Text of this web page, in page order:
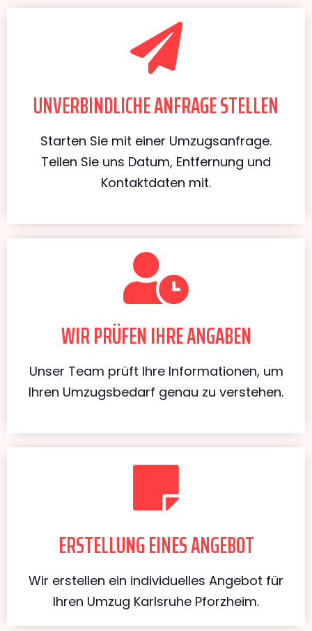
UNVERBINDLICHE ANFRAGE STELLEN
Starten Sie mit einer Umzugsanfrage.
Teilen Sie uns Datum, Entfernung und
Kontaktdaten mit.
WIR PRÜFEN IHRE ANGABEN
Unser Team prüft Ihre Informationen, um
Ihren Umzugsbedarf genau zu verstehen.
ERSTELLUNG EINES ANGEBOT
Wir erstellen ein individuelles Angebot für
Ihren Umzug Karlsruhe Pforzheim.